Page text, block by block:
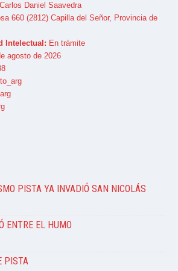
Carlos Daniel Saavedra
660 (2812) Capilla del Señor, Provincia de
Intelectual: En trámite
agosto de 2026
PISTA YA INVADIÓ SAN NICOLÁS
ENTRE EL HUMO
PISTA